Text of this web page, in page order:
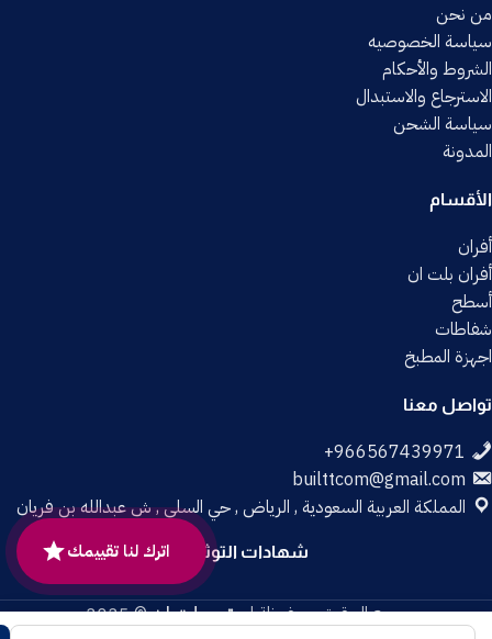
من نحن
سياسة الخصوصيه
الشروط والأحكام
الاسترجاع والاستبدال
سياسة الشحن
المدونة
الأقسام
أفران
أفران بلت ان
أسطح
شفاطات
اجهزة المطبخ
تواصل معنا
builttcom@gmail.com
المملكة العربية السعودية , الرياض , حي السلي , ش عبدالله بن فريان
شهادات التوثيق
جميع الحقوق محفوظة لـمتجر بلت إن© 2025.
اترك لنا تقييمك